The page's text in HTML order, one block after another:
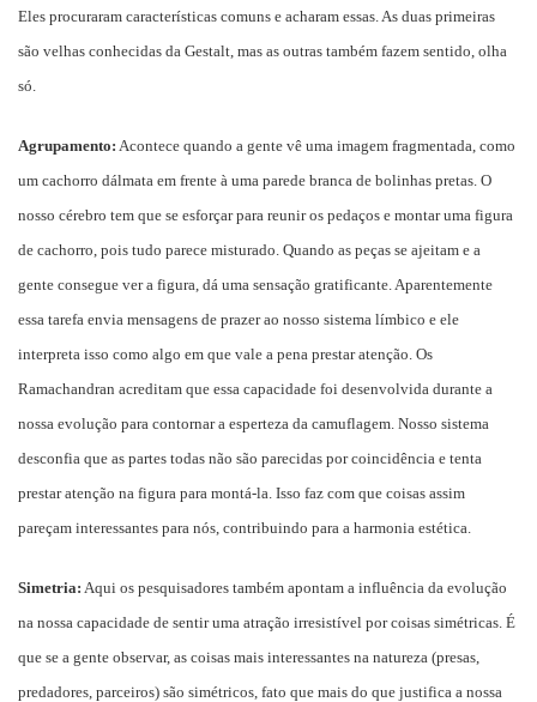
Eles procuraram características comuns e acharam essas. As duas primeiras
são velhas conhecidas da Gestalt , mas as outras também fazem sentido, olha
só.
Agrupamento: Acontece quando a gente vê uma imagem fragmentada, como
um cachorro dálmata em frente à uma parede branca de bolinhas pretas. O
nosso cérebro tem que se esforçar para reunir os pedaços e montar uma figura
de cachorro, pois tudo parece misturado. Quando as peças se ajeitam e a
gente consegue ver a figura, dá uma sensação gratificante. Aparentemente
essa tarefa envia mensagens de prazer ao nosso sistema límbico e ele
interpreta isso como algo em que vale a pena prestar atenção. Os
Ramachandran acreditam que essa capacidade foi desenvolvida durante a
nossa evolução para contornar a esperteza da camuflagem. Nosso sistema
desconfia que as partes todas não são parecidas por coincidência e tenta
prestar atenção na figura para montá-la. Isso faz com que coisas assim
pareçam interessantes para nós, contribuindo para a harmonia estética.
Simetria: Aqui os pesquisadores também apontam a influência da evolução
na nossa capacidade de sentir uma atração irresistível por coisas simétricas. É
que se a gente observar, as coisas mais interessantes na natureza (presas,
predadores, parceiros) são simétricos, fato que mais do que justifica a nossa